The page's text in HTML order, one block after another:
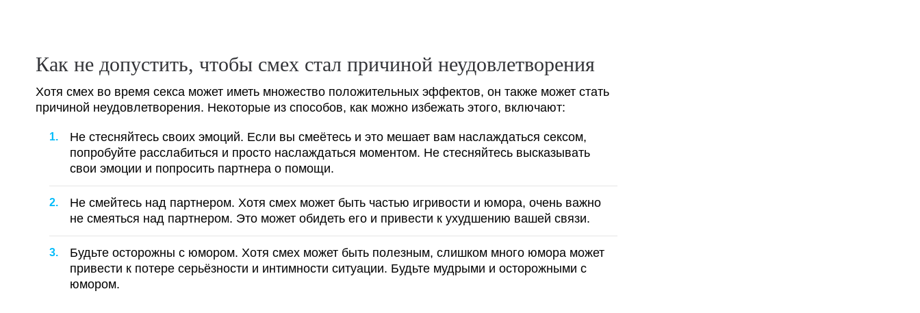
Как не допустить, чтобы смех стал причиной неудовлетворения
Хотя смех во время секса может иметь множество положительных эффектов, он также может стать
причиной неудовлетворения. Некоторые из способов, как можно избежать этого, включают:
Не стесняйтесь своих эмоций. Если вы смеётесь и это мешает вам наслаждаться сексом,
попробуйте расслабиться и просто наслаждаться моментом. Не стесняйтесь высказывать
свои эмоции и попросить партнера о помощи.
Не смейтесь над партнером. Хотя смех может быть частью игривости и юмора, очень важно
не смеяться над партнером. Это может обидеть его и привести к ухудшению вашей связи.
Будьте осторожны с юмором. Хотя смех может быть полезным, слишком много юмора может
привести к потере серьёзности и интимности ситуации. Будьте мудрыми и осторожными с
юмором.